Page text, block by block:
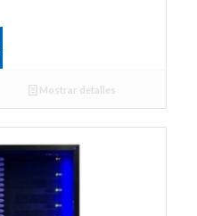
Mostrar detalles